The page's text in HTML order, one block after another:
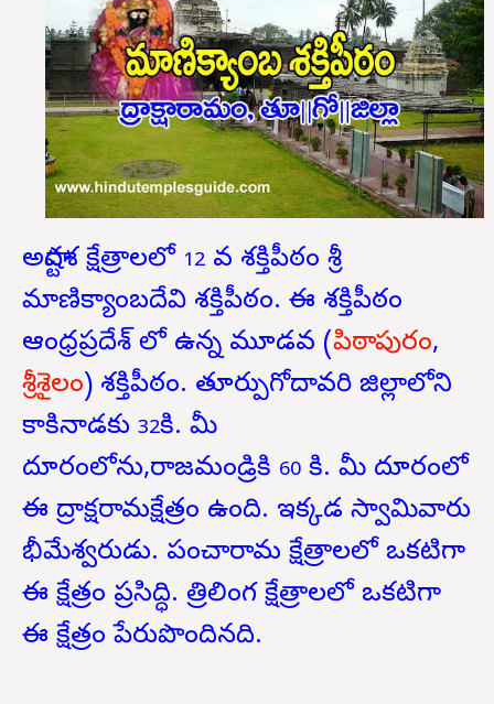
అష్టాదశ క్షేత్రాలలో 12 వ శక్తిపీఠం శ్రీ
మాణిక్యాంబదేవి శక్తిపీఠం. ఈ శక్తిపీఠం
ఆంధ్రప్రదేశ్ లో ఉన్న మూడవ (పిఠాపురం,
శ్రీశైలం) శక్తిపీఠం. తూర్పుగోదావరి జిల్లాలోని
కాకినాడకు 32కి. మీ
దూరంలోను,రాజమండ్రికి 60 కి. మీ దూరంలో
ఈ ద్రాక్షరామక్షేత్రం ఉంది. ఇక్కడ స్వామివారు
భీమేశ్వరుడు. పంచారామ క్షేత్రాలలో ఒకటిగా
ఈ క్షేత్రం ప్రసిద్ధి. త్రిలింగ క్షేత్రాలలో ఒకటిగా
ఈ క్షేత్రం పేరుపొందినది.